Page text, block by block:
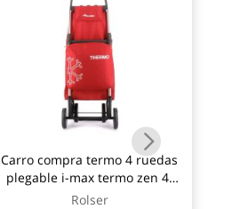
Carro compra termo 4 ruedas
plegable i-max termo zen 4l
rojo rolser
Rolser